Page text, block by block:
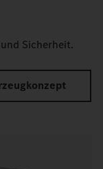
Sicherheit.